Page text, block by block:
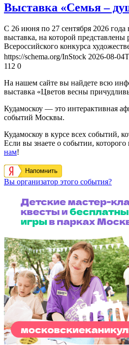
Выставка «Семья –
С 26 июня по 27 сентября 2026
выставка, на которой представлены
Всероссийского конкурса
https://schema.org/InStock 2026-08-
112 0
На нашем сайте вы найдете всю
выставка «Цветов весны
Кудамоскоу — это интерактивная
событий Москвы.
Кудамоскоу в курсе всех событий,
Если вы знаете о событии, которого
нам!
Напомнить
Вы организатор этого события?